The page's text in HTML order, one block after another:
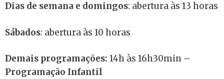
Dias de semana e domingos: abertura às 13 horas
Sábados: abertura às 10 horas
Demais programações: 14h às 16h30min –
Programação Infantil